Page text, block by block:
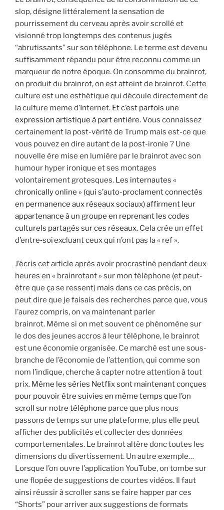
slop, désigne littéralement la sensation de
pourrissement du cerveau après avoir scrollé et
visionné trop longtemps des contenus jugés
“abrutissants” sur son téléphone. Le terme est devenu
suffisamment répandu pour être reconnu comme un
marqueur de notre époque. On consomme du brainrot,
on produit du brainrot, on est atteint de brainrot. Cette
culture est une esthétique qui découle directement de
la culture meme d’Internet. Et c’est parfois une
expression artistique à part entière.Vous connaissez
certainement la post-vérité de Trump mais est-ce que
vous pouvez en dire autant de la post-ironie ? Une
nouvelle ère mise en lumière par le brainrot avec son
humour hyper ironique et ses montages
volontairement grotesques. Les internautes «
chronically online » (qui s’auto-proclament connectés
en permanence aux réseaux sociaux) affirment leur
appartenance à un groupe en reprenant les codes
culturels partagés sur ces réseaux. Cela crée un effet
d’entre‑soi excluant ceux qui n’ont pas la « ref ».
J’écris cet article après avoir procrastiné pendant deux
heures en « brainrotant » sur mon téléphone (et peut-
être que ça se ressent) mais dans ce cas précis, on
peut dire que je faisais des recherches parce que, vous
l’aurez compris, on va maintenant parler
brainrot. Même si on met souvent ce phénomène sur
le dos des jeunes accros à leur téléphone, le brainrot
est une économie organisée. Ce marché est une sous-
branche de l’économie de l’attention, qui comme son
nom l’indique, cherche à capter notre attention à tout
prix. Même les séries Netflix sont maintenant conçues
pour pouvoir être suivies en même temps que l’on
scroll sur notre téléphone parce que plus nous
passons de temps sur une plateforme, plus elle peut
afficher des publicités et collecter des données
comportementales. Le brainrot altère donc toutes les
dimensions du divertissement. Un autre exemple…
Lorsque l’on ouvre l’application YouTube, on tombe sur
une flopée de suggestions de courtes vidéos. Il faut
ainsi réussir à scroller sans se faire happer par ces
“Shorts” pour arriver aux suggestions de formats